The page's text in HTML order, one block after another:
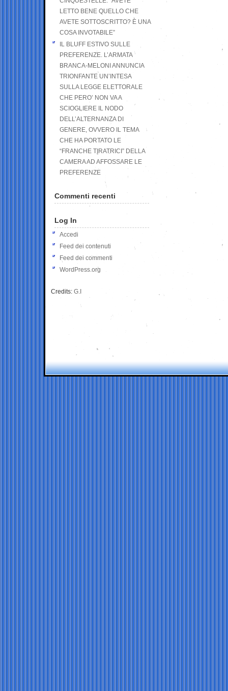
LETTO BENE QUELLO CHE
AVETE SOTTOSCRITTO? È UNA
COSA INVOTABILE”
IL BLUFF ESTIVO SULLE
PREFERENZE. L’ARMATA
BRANCA-MELONI ANNUNCIA
TRIONFANTE UN’INTESA
SULLA LEGGE ELETTORALE
CHE PERO’ NON VA A
SCIOGLIERE IL NODO
DELL’ALTERNANZA DI
GENERE, OVVERO IL TEMA
CHE HA PORTATO LE
“FRANCHE TIRATRICI” DELLA
CAMERA AD AFFOSSARE LE
PREFERENZE
Commenti recenti
Log In
Accedi
Feed dei contenuti
Feed dei commenti
WordPress.org
Credits: G.I